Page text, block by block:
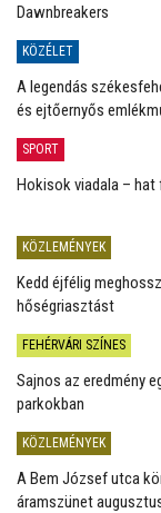
Dawnbreakers
KÖZÉLET
A legendás
és ejtőernyős
SPORT
Hokisok viadala –
KÖZLEMÉNYEK
Kedd éjfélig
hőségriasztást
FEHÉRVÁRI SZÍNES
Sajnos az eredmény
parkokban
KÖZLEMÉNYEK
A Bem József utca
áramszünet